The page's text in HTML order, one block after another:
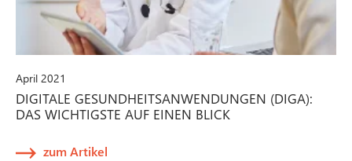
April 2021
DIGITALE GESUNDHEITSANWENDUNGEN (DIGA):
DAS WICHTIGSTE AUF EINEN BLICK
zum Artikel